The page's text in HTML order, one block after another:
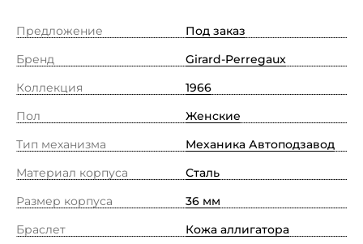
Предложение
Под заказ
Бренд
Girard-Perregaux
Коллекция
1966
Пол
Женские
Тип механизма
Механика Автоподзавод
Материал корпуса
Сталь
Размер корпуса
36 мм
Браслет
Кожа аллигатора